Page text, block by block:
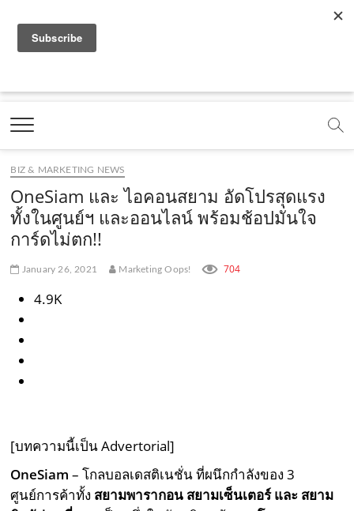
a
e
b
o
o
k
.
c
o
o
t
b
e
.
c
o
m
.
o
e
m
e
t
g
r
a
.
t
k
c
m
Marketing Oops!
DIGITAL | CREATIVE | ADVERTISING | CAMPAIGN |
BIZ & MARKETING NEWS
OneSiam และ ไอคอนสยาม อัดโปรสุดแรง
ทั้งในศูนย์ฯ และออนไลน์ พร้อมช้อปมั่นใจ
การ์ดไม่ตก!!
January 26, 2021 Marketing Oops! 704
4.9K
[บทความนี้เป็น Advertorial]
OneSiam – โกลบอลเดสติเนชั่น ที่ผนึกกำลังของ 3
ศูนย์การค้าทั้ง สยามพารากอน สยามเซ็นเตอร์ และ สยาม